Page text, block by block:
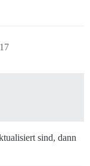
sind, dann